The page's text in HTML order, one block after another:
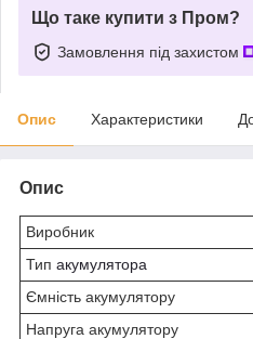
Що таке купити з Пром?
Замовлення під захистом
Опис Характеристики
Опис
Виробник
Тип акумулятора
Ємність акумулятору
Напруга акумулятору